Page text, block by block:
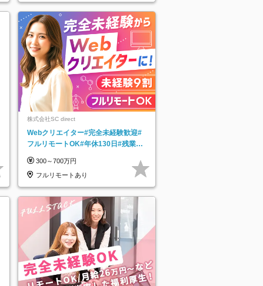
株式会社SC direct
Webクリエイター#完全未経験歓迎#
フルリモートOK#年休130日#残業月
300～700万円
フルリモートあり